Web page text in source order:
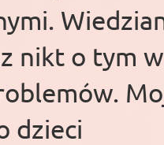
nikt o tym
dzieci